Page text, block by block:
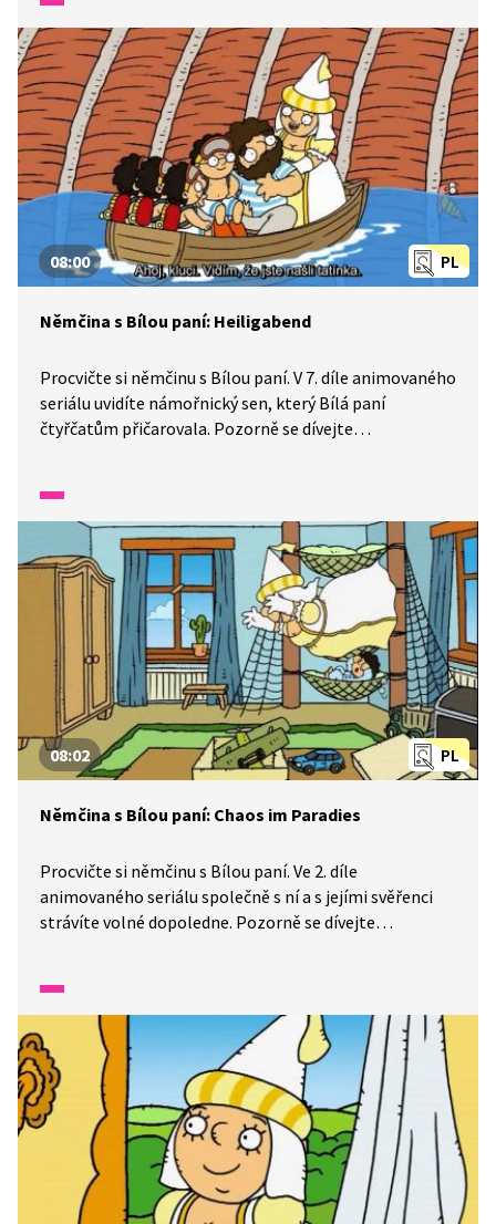
PL
08:00
Němčina s Bílou paní: Heiligabend
Procvičte si němčinu s Bílou paní. V 7. díle animovaného
seriálu uvidíte námořnický sen, který Bílá paní
čtyřčatům přičarovala. Pozorně se dívejte
PL
08:02
Němčina s Bílou paní: Chaos im Paradies
Procvičte si němčinu s Bílou paní. Ve 2. díle
animovaného seriálu společně s ní a s jejími svěřenci
strávíte volné dopoledne. Pozorně se dívejte